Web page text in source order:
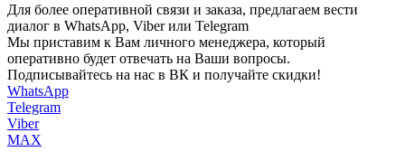
Для более оперативной связи и заказа, предлагаем вести
диалог в WhatsApp, Viber или Telegram
Мы приставим к Вам личного менеджера, который
оперативно будет отвечать на Ваши вопросы.
Подписывайтесь на нас в ВК и получайте скидки!
WhatsApp
Telegram
Viber
MAX